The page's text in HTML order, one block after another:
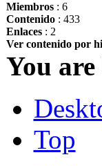
Miembros: 6
Contenido: 433
Enlaces: 2
Ver contenido por
You are
Top